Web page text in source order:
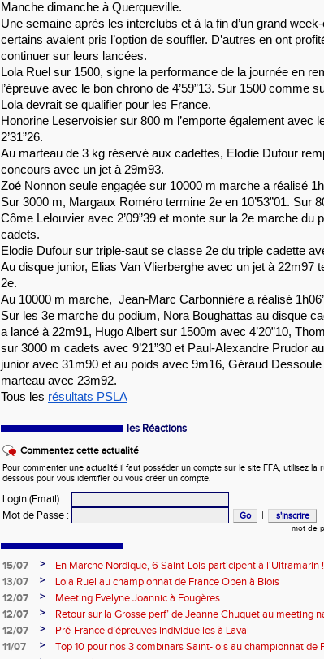
Manche dimanche à Querqueville.
Une semaine après les interclubs et à la fin d’un grand week-
certains avaient pris l’option de souffler. D’autres en ont
continuer sur leurs lancées.
Lola Ruel sur 1500, signe la performance de la journée en
l’épreuve avec le bon chrono de 4’59”13. Sur 1500 comme
Lola devrait se qualifier pour les France.
Honorine Leservoisier sur 800 m l’emporte également avec
2’31”26.
Au marteau de 3 kg réservé aux cadettes, Elodie Dufour
concours avec un jet à 29m93.
Zoé Nonnon seule engagée sur 10000 m marche a réalisé
Sur 3000 m, Margaux Roméro termine 2e en 10’53”01. Sur
Côme Lelouvier avec 2’09”39 et monte sur la 2e marche du
cadets.
Elodie Dufour sur triple-saut se classe 2e du triple cadette
Au disque junior, Elias Van Vlierberghe avec un jet à 22m97
2e.
Au 10000 m marche,  Jean-Marc Carbonnière a réalisé
Sur les 3e marche du podium, Nora Boughattas au disque
a lancé à 22m91, Hugo Albert sur 1500m avec 4’20”10,
sur 3000 m cadets avec 9’21”30 et Paul-Alexandre Prudor
junior avec 31m90 et au poids avec 9m16, Géraud Dessoule
marteau avec 23m92.
Tous les résultats PSLA
les Réactions
Commentez cette actualité
Pour commenter une actualité il faut posséder un compte sur le site FFA, utilisez la
dessous pour vous identifier ou vous créer un compte.
Login (Email)
:
Mot de Passe : |
mot de
15/07 >
En Marche Nordique, 6 Saint-Lois participent à l'Ultramarin !
13/07
>
Lola Ruel au championnat de France Open à Blois
12/07
>
Meeting Evelyne Joannic à Fougères
12/07
>
Retour sur la Grosse perf’ de Jeanne Chuquet au meeting
de l’Est Lyonnais
12/07 >
Pré-France d’épreuves individuelles à Laval
11/07
>
Top 10 pour nos 3 combinars Saint-lois au championnat de